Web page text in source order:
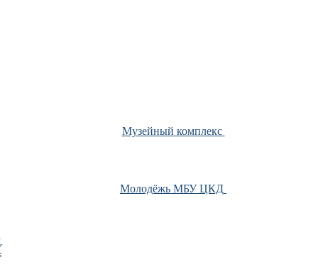
Музейный комплекс
Молодёжь МБУ ЦКД